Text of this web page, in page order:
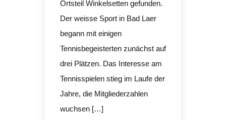
Ortsteil Winkelsetten gefunden.
Der weisse Sport in Bad Laer
begann mit einigen
Tennisbegeisterten zunächst auf
drei Plätzen. Das Interesse am
Tennisspielen stieg im Laufe der
Jahre, die Mitgliederzahlen
wuchsen […]